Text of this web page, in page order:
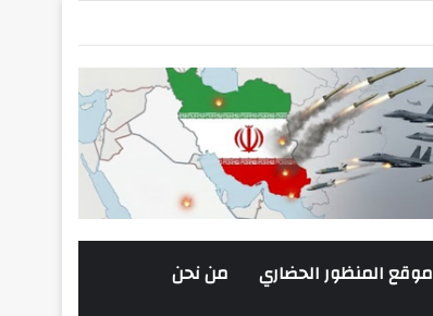
موقع المنظور الحضاري من نحن